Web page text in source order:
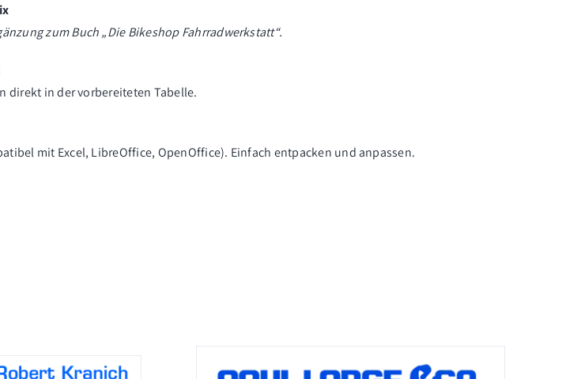
zum Buch „Die Bikeshop Fahrradwerkstatt“.
direkt in der vorbereiteten Tabelle.
mit Excel, LibreOffice, OpenOffice). Einfach entpacken und anpassen.